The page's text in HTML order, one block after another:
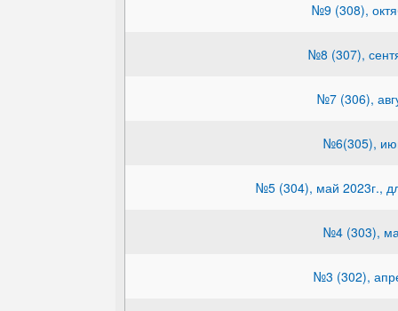
№9 (308),
№8 (307),
№7 (306),
№6(305),
№5 (304), май 2023г.,
№4 (303),
№3 (302),